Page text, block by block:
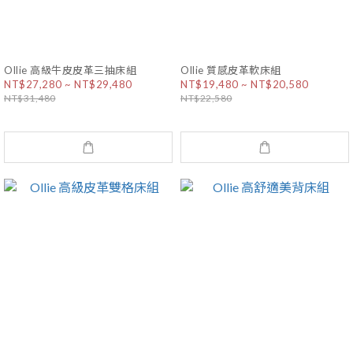
Ollie 高級牛皮皮革三抽床組
NT$27,280 ~ NT$29,480
NT$31,480
Ollie 質感皮革軟床組
NT$19,480 ~ NT$20,580
NT$22,580